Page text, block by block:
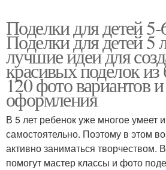
Поделки для детей 5-
Поделки для детей
лучшие идеи для
красивых поделок из
120 фото вариантов
оформления
В 5 лет ребенок уже многое умеет
самостоятельно. Поэтому в этом
активно заниматься творчеством.
помогут мастер классы и фото